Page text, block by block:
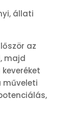
állati
az
majd
műveleti